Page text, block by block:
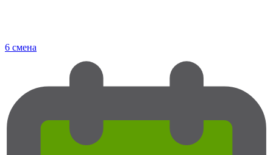
6 смена